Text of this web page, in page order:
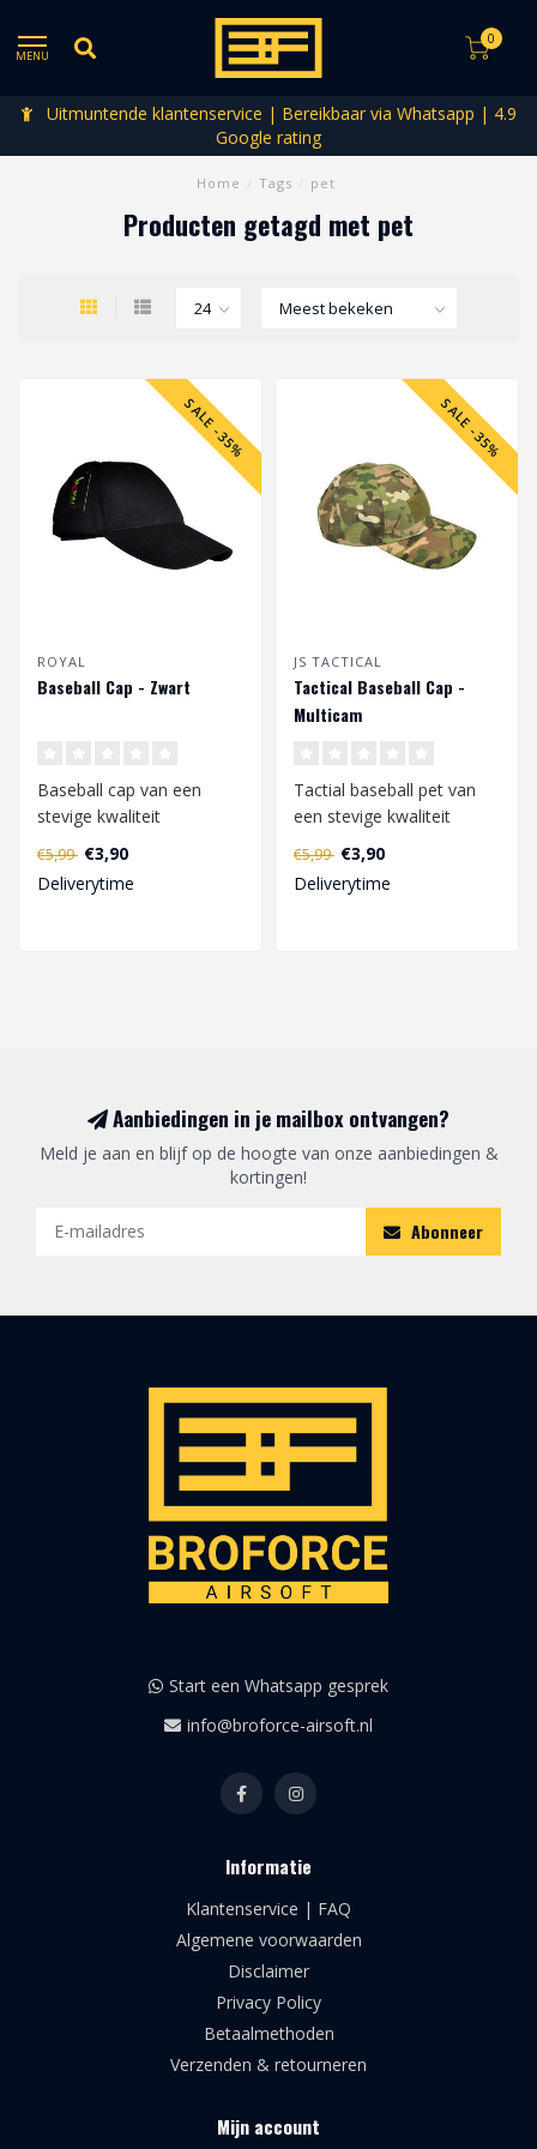
MENU
0
Uitmuntende klantenservice | Bereikbaar via Whatsapp | 4.9
Google rating
Home Tags pet
Producten getagd met pet
SALE -35%
ROYAL
Baseball Cap - Zwart
Baseball cap van een
stevige kwaliteit
(polyester/katoen).
Verstelbaar in maat d..
€5,99 €3,90
Deliverytime
SALE -35%
JS TACTICAL
Tactical Baseball Cap -
Multicam
Tactial baseball pet van
een stevige kwaliteit
(polyester/katoen).
Verstelbaar i..
€5,99 €3,90
Deliverytime
Aanbiedingen in je mailbox ontvangen?
Meld je aan en blijf op de hoogte van onze aanbiedingen &
kortingen!
Abonneer
Start een Whatsapp gesprek
info@broforce-airsoft.nl
Informatie
Klantenservice | FAQ
Algemene voorwaarden
Disclaimer
Privacy Policy
Betaalmethoden
Verzenden & retourneren
Mijn account